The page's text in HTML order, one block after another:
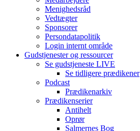
Menighedsråd
Vedtægter
Sponsorer
Persondatapolitik
Login internt område
Gudstjenester og ressourcer
Se gudstjeneste LIVE
Se tidligere prædikener
Podcast
Prædikenarkiv
Prædikenserier
Antihelt
Oprør
Salmernes Bog